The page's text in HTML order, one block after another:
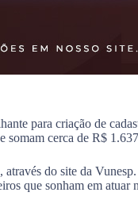
para criação de
cerca de R$
do site da
que sonham em